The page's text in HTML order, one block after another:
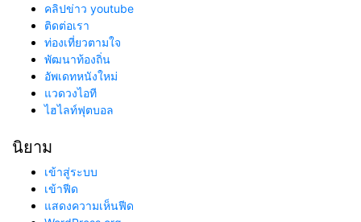
คลิปข่าว youtube
ติดต่อเรา
ท่องเที่ยวตามใจ
พัฒนาท้องถิ่น
อัพเดทหนังใหม่
แวดวงไอที
ไฮไลท์ฟุตบอล
นิยาม
เข้าสู่ระบบ
เข้าฟีด
แสดงความเห็นฟีด